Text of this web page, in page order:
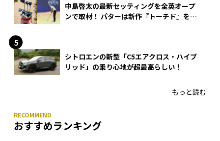
中島啓太の最新セッティングを全英オープ
ンで取材！ パターは新作『トーチド』を投
シトロエンの新型「C5エアクロス・ハイブ
リッド」の乗り心地が超最高らしい！
もっと読む
おすすめランキング